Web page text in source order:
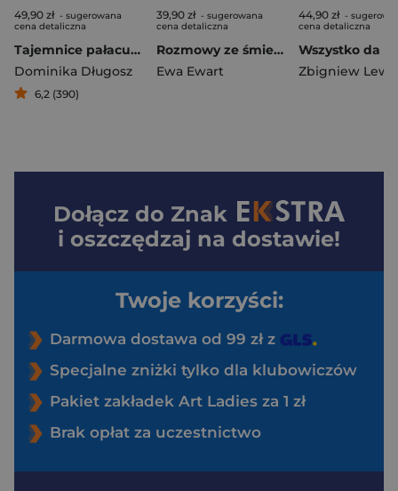
49,90 zł - sugerowana
cena detaliczna
Tajemnice pałacu prezydenckiego
Dominika Długosz
6,2 (390)
39,90 zł - sugerowana
cena detaliczna
Rozmowy ze śmiercią
Ewa Ewart
44,90 zł -
cena detaliczna
Dołącz do Znak
i oszczędzaj na dostawie!
Twoje korzyści:
Darmowa dostawa od 99 zł z
Specjalne zniżki tylko dla klubowiczów
Pakiet zakładek Art Ladies za 1 zł
Brak opłat za uczestnictwo